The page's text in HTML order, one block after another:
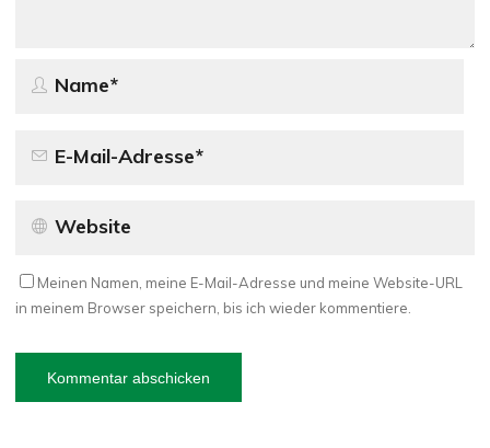
Meinen Namen, meine E-Mail-Adresse und meine Website-URL
in meinem Browser speichern, bis ich wieder kommentiere.